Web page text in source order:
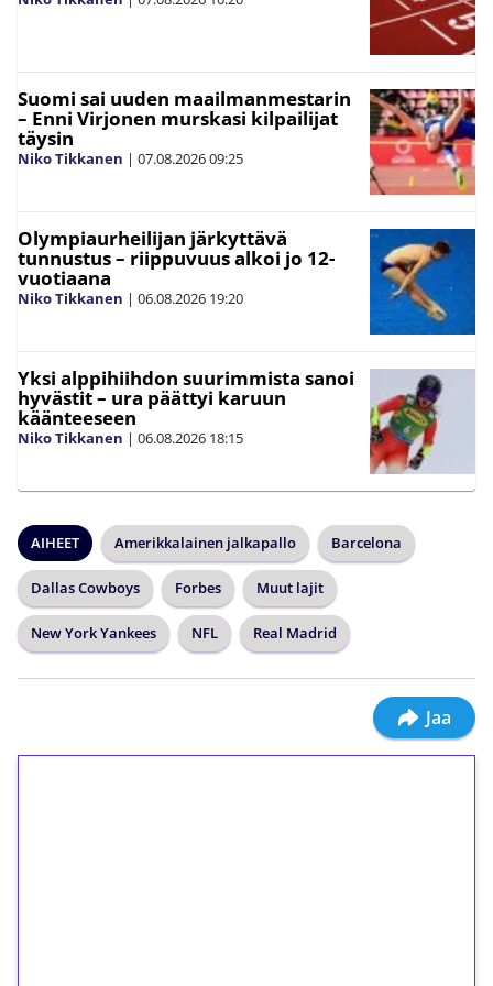
Suomi sai uuden maailmanmestarin
– Enni Virjonen murskasi kilpailijat
täysin
Niko Tikkanen | 07.08.202609:25
Olympiaurheilijan järkyttävä
tunnustus – riippuvuus alkoi jo 12-
vuotiaana
Niko Tikkanen | 06.08.2026 19:20
Yksi alppihiihdon suurimmista sanoi
hyvästit – ura päättyi karuun
käänteeseen
Niko Tikkanen | 06.08.2026 18:15
AIHEET Amerikkalainen jalkapallo Barcelona
Dallas Cowboys Forbes Muut lajit
New York Yankees NFL Real Madrid
Jaa